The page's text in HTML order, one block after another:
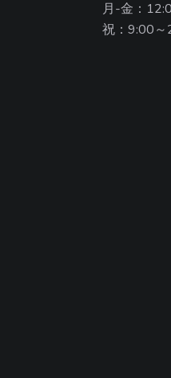
月-金：
祝：9:00